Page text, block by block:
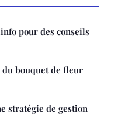
pour des conseils
bouquet de fleur
stratégie de gestion